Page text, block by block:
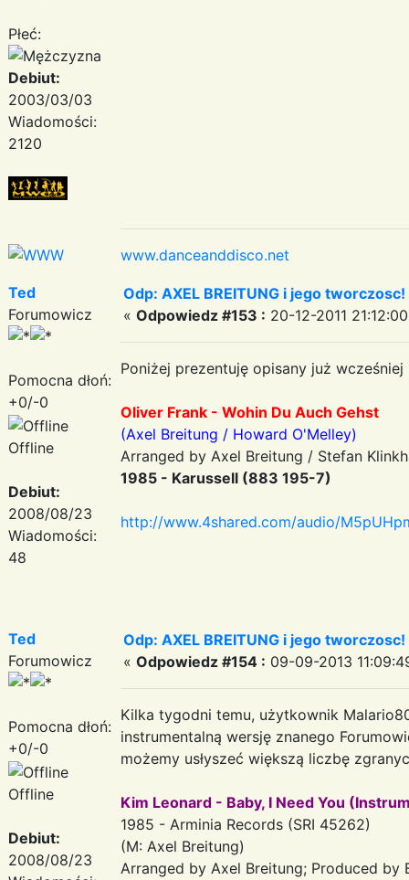
Płeć:
Debiut:
2003/03/03
Wiadomości:
2120
www.danceanddisco.net
Ted
Forumowicz
Pomocna dłoń:
+0/-0
Offline
Debiut:
2008/08/23
Wiadomości:
48
Odp: AXEL BREITUNG i jego
« Odpowiedz #153 : 20-12-2011
Poniżej prezentuję opisany już
Oliver Frank - Wohin Du Auch Gehst
(Axel Breitung / Howard O'Melley)
Arranged by Axel Breitung / Stefan
1985 - Karussell (883 195-7)
http://www.4shared.com/audio/
Ted
Forumowicz
Pomocna dłoń:
+0/-0
Offline
Debiut:
2008/08/23
Odp: AXEL BREITUNG i jego
« Odpowiedz #154 : 09-09-2013
Kilka tygodni temu, użytkownik
instrumentalną wersję znanego
możemy usłyszeć większą liczbę
Kim Leonard - Baby, I Need You
1985 - Arminia Records (SRI 45262)
(M: Axel Breitung)
Arranged by Axel Breitung; Produced by